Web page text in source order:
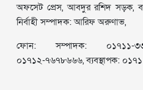
অফসেট প্রেস, আবদুর রশিদ সড়ক,
নির্বাহী সম্পাদক: আরিফ অরুণাভ,
ফোন: সম্পাদক: ০১৭১১-
০১৭১২-৭৬৭৮৬৬৬, ব্যবস্থাপক: